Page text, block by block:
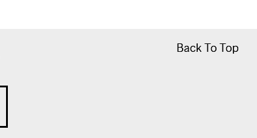
Back To Top
Back To Top